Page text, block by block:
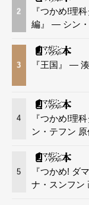
2
『つかめ!理
編』 — シン
3 『王国』 —
4
『つかめ!理
ン・テフン
5
『つかめ! ダ
ナ・スンフン